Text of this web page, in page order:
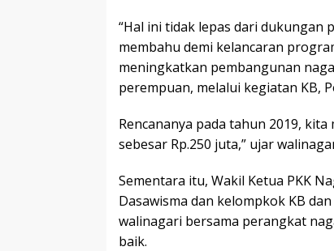
“Hal ini tidak lepas dari dukungan
membahu demi kelancaran
meningkatkan pembangunan
perempuan, melalui kegiatan KB,
Rencananya pada tahun 2019,
sebesar Rp.250 juta,” ujar
Sementara itu, Wakil Ketua PKK
Dasawisma dan kelompkok KB
walinagari bersama perangkat
baik.